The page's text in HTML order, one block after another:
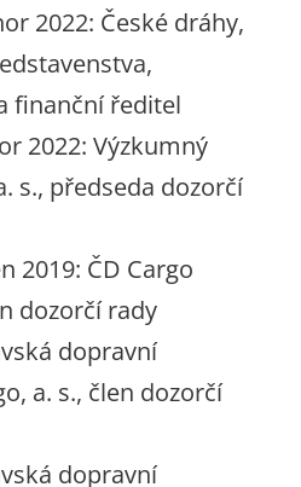
2022: České dráhy,
finanční ředitel
2022: Výzkumný
s., předseda dozorčí
2019: ČD Cargo
dozorčí rady
dopravní
a. s., člen dozorčí
dopravní